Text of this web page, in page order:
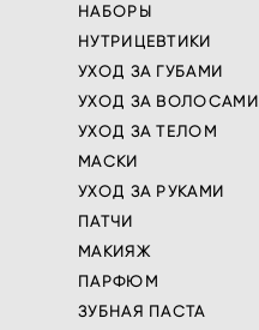
НАБОРЫ
НУТРИЦЕВТИКИ
УХОД ЗА ГУБАМИ
УХОД ЗА ВОЛОСАМИ
УХОД ЗА ТЕЛОМ
МАСКИ
УХОД ЗА РУКАМИ
ПАТЧИ
МАКИЯЖ
ПАРФЮМ
ЗУБНАЯ ПАСТА